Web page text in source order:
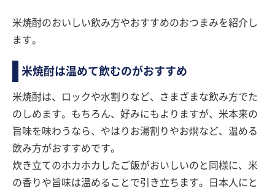
米焼酎のおいしい飲み方やおすすめのおつまみを紹介し
ます。
米焼酎は温めて飲むのがおすすめ
米焼酎は、ロックや水割りなど、さまざまな飲み方でた
のしめます。もちろん、好みにもよりますが、米本来の
旨味を味わうなら、やはりお湯割りやお燗など、温める
飲み方がおすすめです。
炊き立てのホカホカしたご飯がおいしいのと同様に、米
の香りや旨味は温めることで引き立ちます。日本人にと